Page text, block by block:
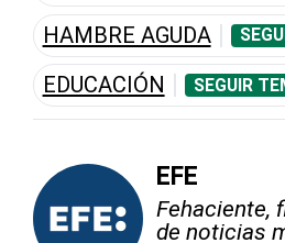
HAMBRE AGUDA
EDUCACIÓN SEGUIR
EFE
Fehaciente,
de noticias